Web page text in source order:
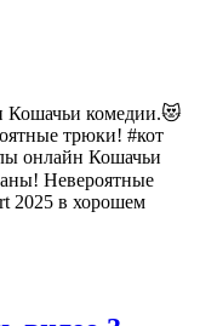
Кошачьи комедии.😻
трюки! #кот
онлайн Кошачьи
Невероятные
2025 в хорошем